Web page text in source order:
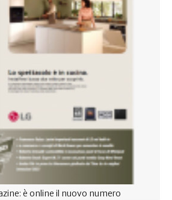
è online il nuovo numero